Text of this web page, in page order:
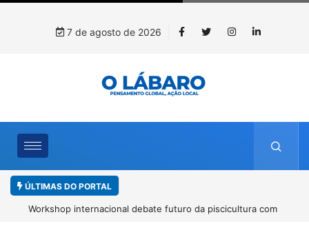
7 de agosto de 2026
ÚLTIMAS DO PORTAL
Workshop internacional debate futuro da piscicultura com